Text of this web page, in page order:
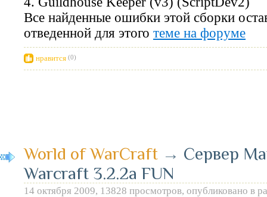
Все найденные ошибки этой сборки
отведенной для этого теме на форуме
нравится (0)
World of WarCraft → Сервер
Warcraft 3.2.2a FUN
14 октября 2009, 13828 просмотров, опубликовано в